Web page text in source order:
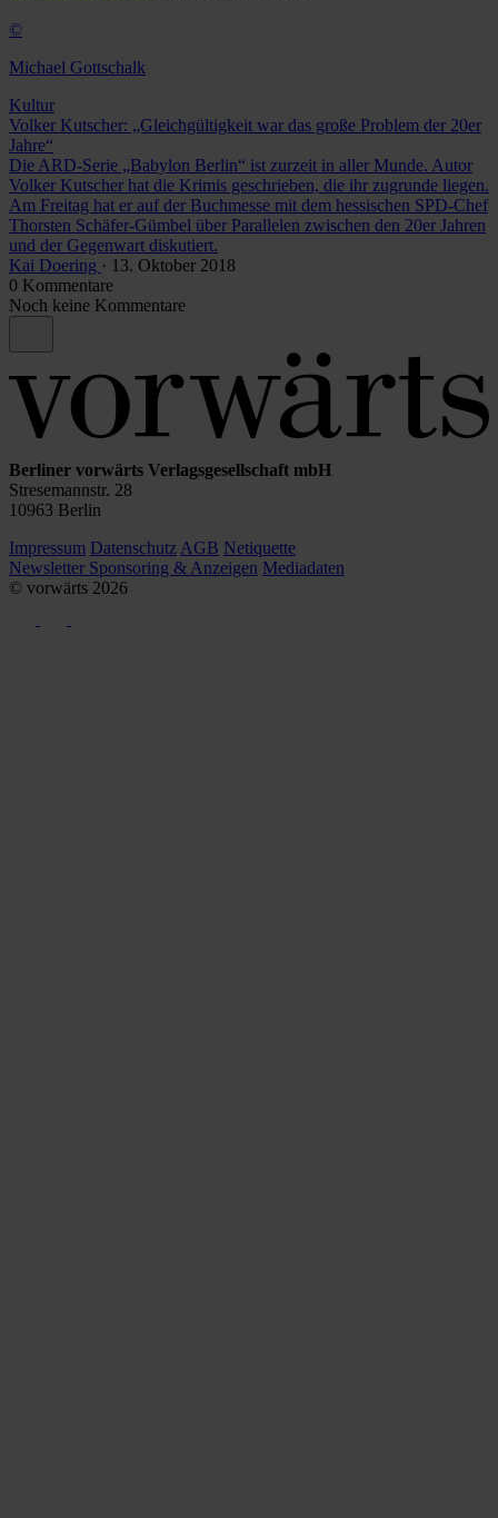
©
Michael Gottschalk
Kultur
Volker Kutscher: „Gleichgültigkeit war das große Problem der 20er
Jahre“
Die ARD-Serie „Babylon Berlin“ ist zurzeit in aller Munde. Autor
Volker Kutscher hat die Krimis geschrieben, die ihr zugrunde liegen.
Am Freitag hat er auf der Buchmesse mit dem hessischen SPD-Chef
Thorsten Schäfer-Gümbel über Parallelen zwischen den 20er Jahren
und der Gegenwart diskutiert.
Kai Doering · 13. Oktober 2018
0 Kommentare
Noch keine Kommentare
Berliner vorwärts Verlagsgesellschaft mbH
Stresemannstr. 28
10963 Berlin
Impressum Datenschutz AGB Netiquette
Newsletter Sponsoring & Anzeigen Mediadaten
© vorwärts 2026